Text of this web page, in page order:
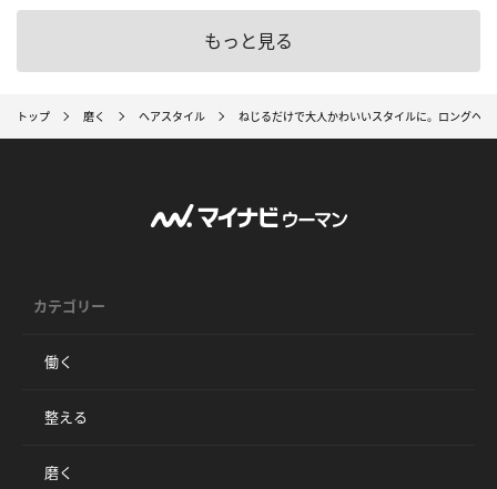
もっと見る
トップ 磨く ヘアスタイル ねじるだけで大人かわいいスタイルに。ロングヘ
カテゴリー
働く
整える
磨く